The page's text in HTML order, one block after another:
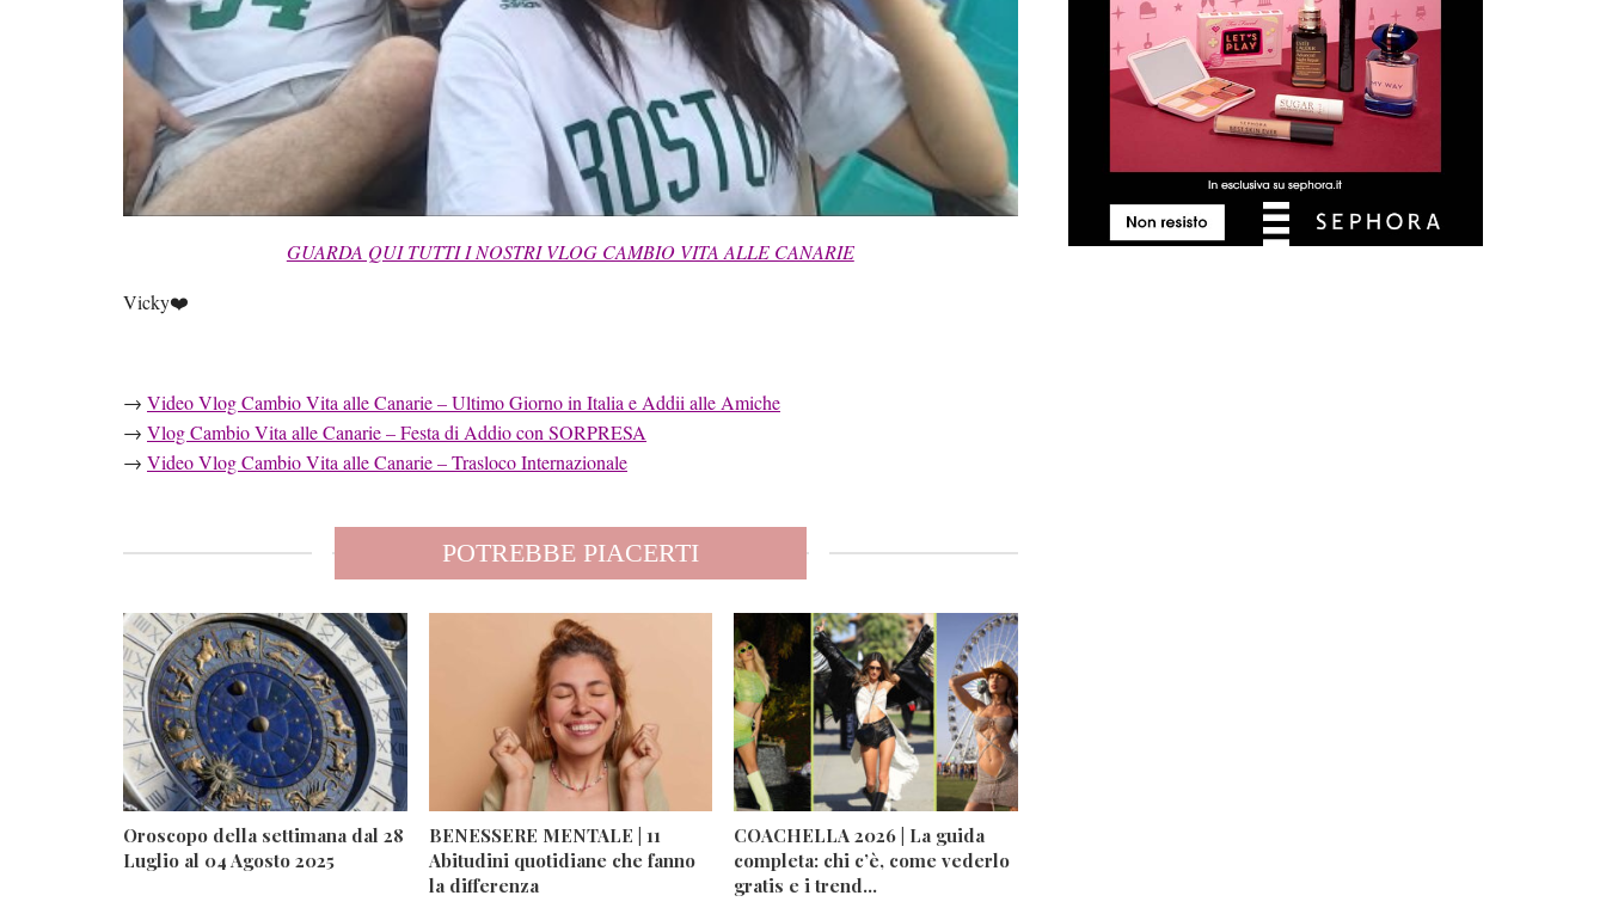
GUARDA QUI TUTTI I NOSTRI VLOG CAMBIO VITA ALLE CANARIE
Vicky❤️
→ Video Vlog Cambio Vita alle Canarie – Ultimo Giorno in Italia e Addii alle Amiche
→ Vlog Cambio Vita alle Canarie – Festa di Addio con SORPRESA
→ Video Vlog Cambio Vita alle Canarie – Trasloco Internazionale
POTREBBE PIACERTI
Oroscopo della settimana dal 28
Luglio al 04 Agosto 2025
BENESSERE MENTALE | 11
Abitudini quotidiane che fanno
la differenza
COACHELLA 2026 | La guida
completa: chi c’è, come vederlo
gratis e i trend…